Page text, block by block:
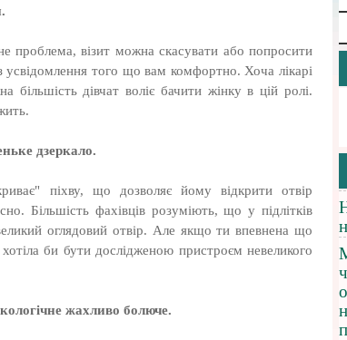
проблема, візит можна скасувати або попросити
того що вам комфортно. Хоча лікарі
дівчат воліє бачити жінку в цій ролі.
дзеркало.
піхву, що дозволяє йому відкрити отвір
Більшість фахівців розуміють, що у підлітків
оглядовий отвір. Але якщо ти впевнена що
би бути дослідженою пристроєм невеликого
жахливо болюче.